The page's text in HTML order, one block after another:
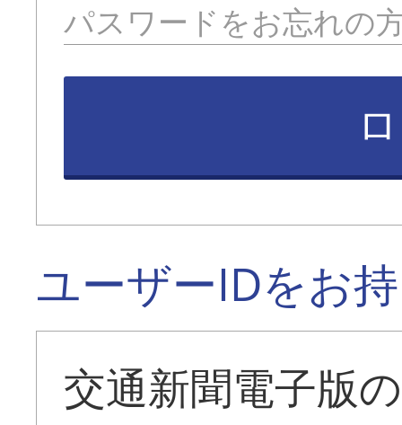
パスワードをお忘れの
ユーザーIDをお
交通新聞電子版